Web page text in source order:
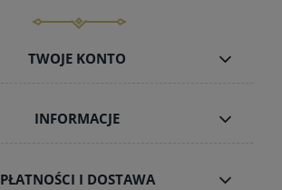
TWOJE KONTO
INFORMACJE
PŁATNOŚCI I DOSTAWA